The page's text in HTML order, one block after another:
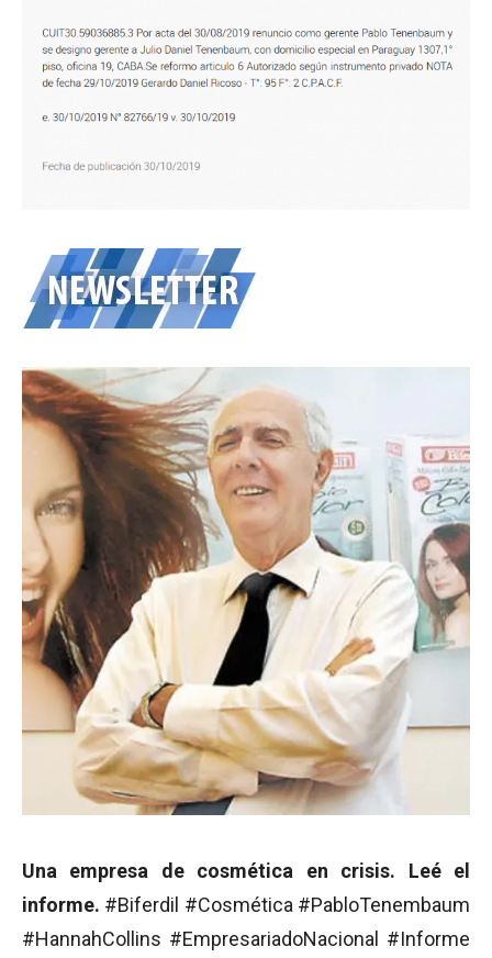
Una empresa de cosmética en crisis. Leé el
informe. #Biferdil #Cosmética #PabloTenembaum
#HannahCollins #EmpresariadoNacional #Informe